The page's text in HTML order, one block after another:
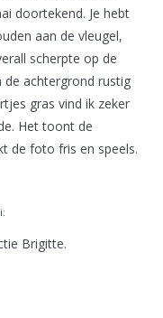
doortekend. Je hebt
aan de vleugel,
scherpte op de
de achtergrond rustig
gras vind ik zeker
Het toont de
de foto fris en speels.
Brigitte.